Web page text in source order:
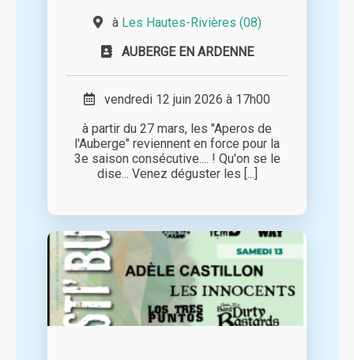
à Les Hautes-Rivières (08)
AUBERGE EN ARDENNE
vendredi 12 juin 2026 à 17h00
à partir du 27 mars, les "Aperos de
l'Auberge" reviennent en force pour la
3e saison consécutive.... ! Qu'on se le
dise... Venez déguster les [...]